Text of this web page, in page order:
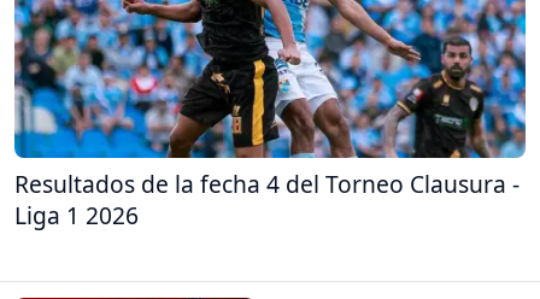
Resultados de la fecha 4 del Torneo Clausura -
Liga 1 2026